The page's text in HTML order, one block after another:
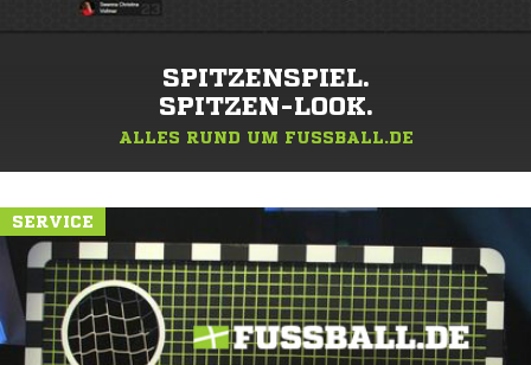
SPITZENSPIEL.
SPITZEN-LOOK.
ALLES RUND UM FUSSBALL.DE
SERVICE